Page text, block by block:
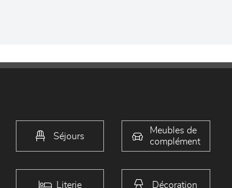
Séjours
Meubles de
complément
Literie Décoration